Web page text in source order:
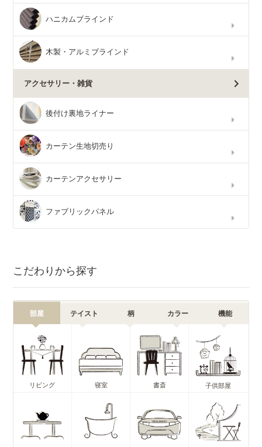
ハニカムブラインド
木製・アルミブラインド
アクセサリー・雑貨
後付け裏地ライナー
カーテン生地切売り
カーテンアクセサリー
ファブリックパネル
こだわりから探す
部屋 テイスト 柄 カラー 機能
リビング 寝室 書斎 子供部屋